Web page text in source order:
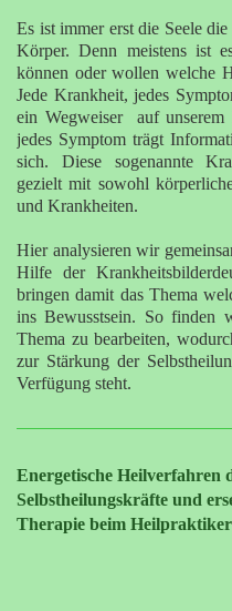
Es ist immer erst die Seele
Körper. Denn meistens ist
können oder wollen welche
Jede Krankheit, jedes
ein Wegweiser auf unserem
jedes Symptom trägt
sich. Diese sogenannte
gezielt mit sowohl
und Krankheiten.
Hier analysieren wir
Hilfe der
bringen damit das Thema
ins Bewusstsein. So finden
Thema zu bearbeiten,
zur Stärkung der
Verfügung steht.
Energetische Heilverfahren
Selbstheilungskräfte und
Therapie beim